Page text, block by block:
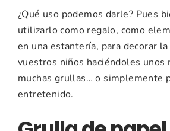
¿Qué uso podemos darle? Pues
utilizarlo como regalo, como
en una estantería, para decorar
vuestros niños haciéndoles unos
muchas grullas… o simplemente
entretenido.